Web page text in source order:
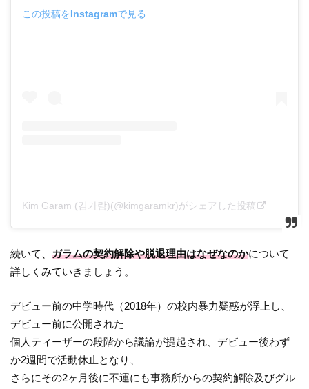
この投稿をInstagramで見る
Kim Garam (김가람)(@kimgaramkr)がシェアした投稿
続いて、ガラムの契約解除や脱退理由はなぜなのかについて
詳しくみていきましょう。
デビュー前の中学時代（2018年）の校内暴力疑惑が浮上し、
デビュー前に公開された
個人ティーザーの段階から議論が提起され、デビュー後わず
か2週間で活動休止となり、
さらにその2ヶ月後に不運にも事務所からの契約解除及びグル